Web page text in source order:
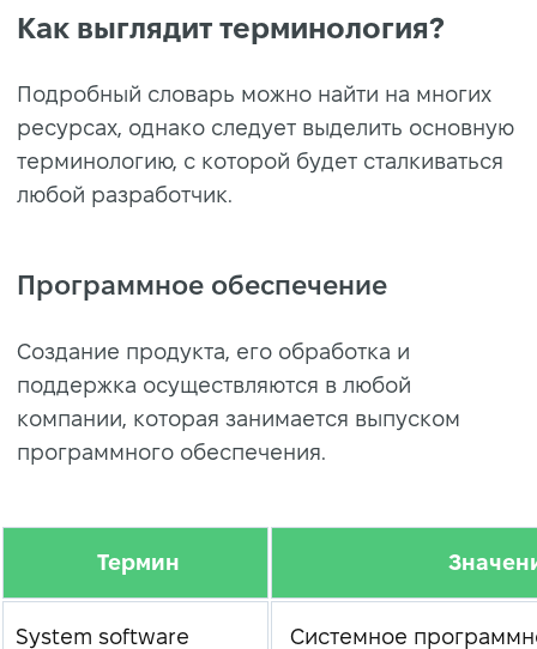
Как выглядит терминология?
Подробный словарь можно найти на многих
ресурсах, однако следует выделить основную
терминологию, с которой будет сталкиваться
любой разработчик.
Программное обеспечение
Создание продукта, его обработка и
поддержка осуществляются в любой
компании, которая занимается выпуском
программного обеспечения.
Термин
System software Системное